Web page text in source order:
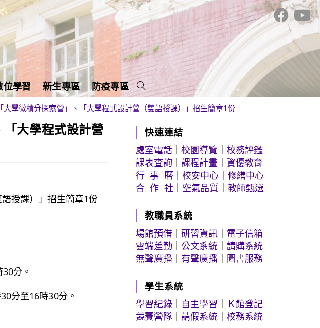
位學習 新生專區 防疫專區
大學微積分探索營」、「大學程式設計營（雙語授課）」招生簡章1份
「大學程式設計營
授課）」招生簡章1份
分。
分至16時30分。
快速連結
處室電話 ｜校園導覽 ｜校務評鑑
課表查詢 ｜課程計畫 ｜資優教育
行 事 曆 ｜校安中心 ｜修繕中心
合 作 社
空氣品質 ｜教師甄選
教職員系統
場館預借 ｜研習資訊
電子信箱
雲端差勤 ｜公文系統 ｜請購系統
無聲廣播
有聲廣播 圖書服務
學生系統
學習紀錄
自主學習
Ｋ館登記
競賽營隊 ｜請假系統 ｜校務系統